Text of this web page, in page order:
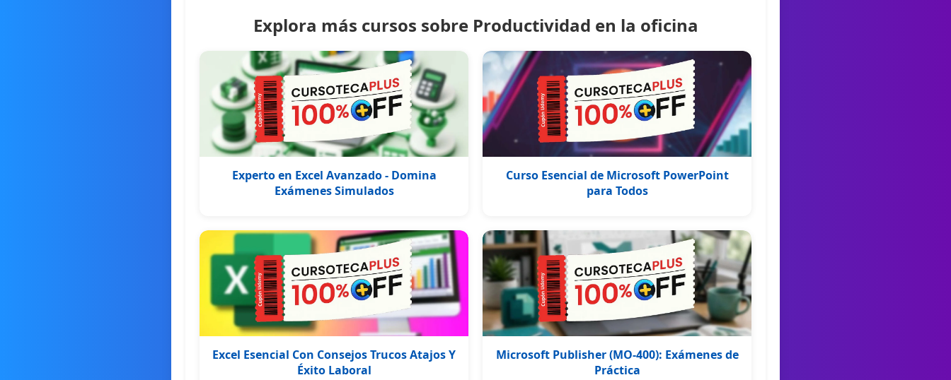
Explora más cursos sobre Productividad en la oficina
Experto en Excel Avanzado - Domina
Exámenes Simulados
Curso Esencial de Microsoft PowerPoint
para Todos
Excel Esencial Con Consejos Trucos Atajos Y
Éxito Laboral
Microsoft Publisher (MO-400): Exámenes de
Práctica